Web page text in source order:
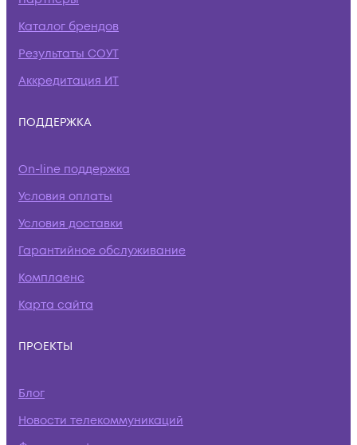
Каталог брендов
Результаты СОУТ
Аккредитация ИТ
ПОДДЕРЖКА
On-line поддержка
Условия оплаты
Условия доставки
Гарантийное обслуживание
Комплаенс
Карта сайта
ПРОЕКТЫ
Блог
Новости телекоммуникаций